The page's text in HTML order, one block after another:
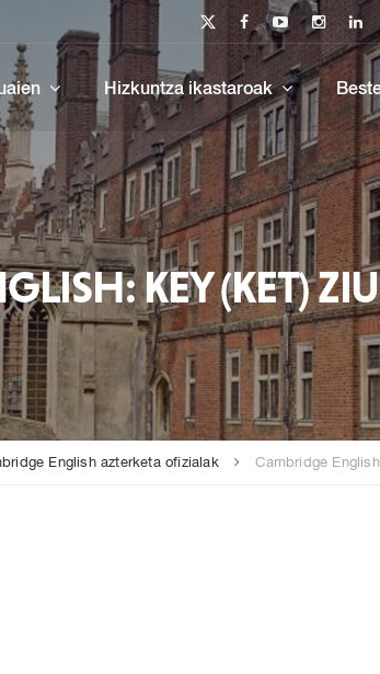
Hizkuntza ikastaroak
KEY (KET)
English azterketa ofizialak Cambridge